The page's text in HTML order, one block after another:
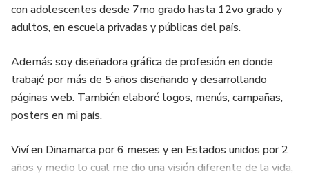
con adolescentes desde 7mo grado hasta 12vo grado y
adultos, en escuela privadas y públicas del país.
Además soy diseñadora gráfica de profesión en donde
trabajé por más de 5 años diseñando y desarrollando
páginas web. También elaboré logos, menús, campañas,
posters en mi país.
Viví en Dinamarca por 6 meses y en Estados unidos por 2
años y medio lo cual me dio una visión diferente de la vida,